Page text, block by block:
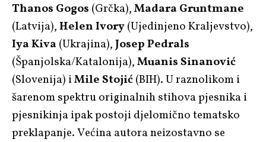
Thanos Gogos (Grčka),Madara Gruntmane
(Latvija),Helen Ivory(Ujedinjeno Kraljevstvo),
Iya Kiva(Ukrajina),Josep Pedrals
(Španjolska/Katalonija),Muanis Sinanović
(Slovenija) iMile Stojić(BIH). U raznolikom i
šarenom spektru originalnih stihova pjesnika i
pjesnikinja ipak postoji djelomično tematsko
preklapanje. Većina autora neizostavno se